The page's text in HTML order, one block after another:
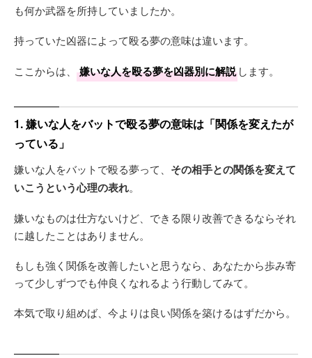
も何か武器を所持していましたか。
持っていた凶器によって殴る夢の意味は違います。
ここからは、 嫌いな人を殴る夢を凶器別に解説 します。
1. 嫌いな人をバットで殴る夢の意味は「関係を変えたが
っている」
嫌いな人をバットで殴る夢って、 その相手との関係を変えて
いこうという心理の表れ。
嫌いなものは仕方ないけど、できる限り改善できるならそれ
に越したことはありません。
もしも強く関係を改善したいと思うなら、あなたから歩み寄
って少しずつでも仲良くなれるよう行動してみて。
本気で取り組めば、今よりは良い関係を築けるはずだから。